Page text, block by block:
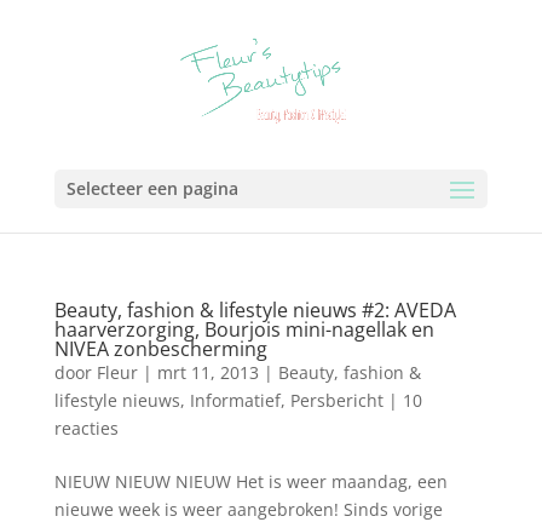
Selecteer een pagina
Beauty, fashion & lifestyle nieuws #2: AVEDA
haarverzorging, Bourjois mini-nagellak en
NIVEA zonbescherming
door Fleur| mrt 11, 2013 | Beauty, fashion &
lifestyle nieuws, Informatief, Persbericht| 10
reacties
NIEUW NIEUW NIEUW Het is weer maandag, een
nieuwe week is weer aangebroken! Sinds vorige